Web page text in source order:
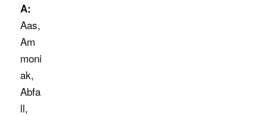
A:
Aas,
Am
moni
ak,
Abfa
ll,